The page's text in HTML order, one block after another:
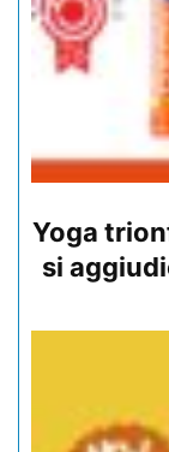
Yoga
si